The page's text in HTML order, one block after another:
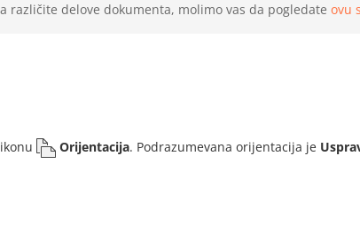
delove dokumenta, molimo vas da pogledate ovu
Orijentacija. Podrazumevana orijentacija je